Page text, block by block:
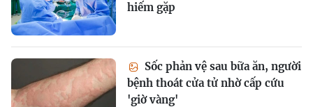
hiếm gặp
Sốc phản vệ sau bữa ăn, người
bệnh thoát cửa tử nhờ cấp cứu
'giờ vàng'